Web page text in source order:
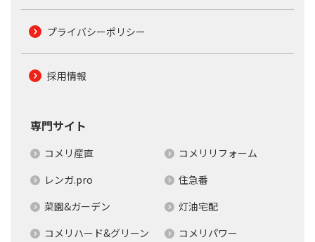
プライバシーポリシー
採用情報
専門サイト
コメリ産直
コメリリフォーム
レンガ.pro
住急番
菜園&ガーデン
灯油宅配
コメリハード&グリーン
コメリパワー